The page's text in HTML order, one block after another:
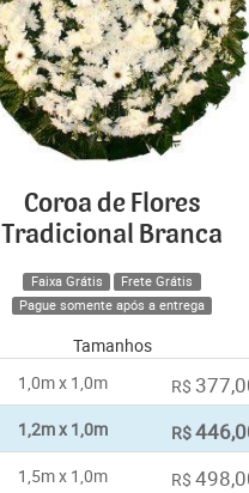
Coroa de Flores
Tradicional Branca
Faixa Grátis
Frete Grátis
Pague somente após a entrega
Tamanhos
1,0m x 1,0m
R$
1,2m x 1,0m R$
1,5m x 1,0m R$